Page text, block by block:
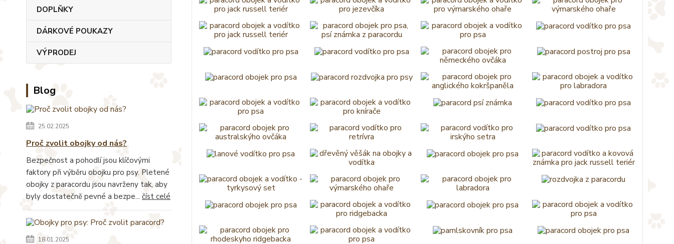
DOPLŇKY
DÁRKOVÉ POUKAZY
VÝPRODEJ
Blog
25.02.2025
Proč zvolit obojky od nás?
Bezpečnost a pohodlí jsou klíčovými
faktory při výběru obojku pro psy. Pletené
obojky z paracordu jsou navrženy tak, aby
byly dostatečně pevné a bezpe... číst celé
18.01.2025